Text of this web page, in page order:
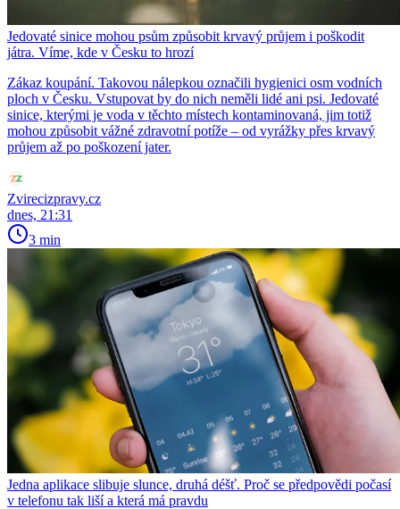
Jedovaté sinice mohou psům způsobit krvavý průjem i poškodit
játra. Víme, kde v Česku to hrozí
Zákaz koupání. Takovou nálepkou označili hygienici osm vodních
ploch v Česku. Vstupovat by do nich neměli lidé ani psi. Jedovaté
sinice, kterými je voda v těchto místech kontaminovaná, jim totiž
mohou způsobit vážné zdravotní potíže – od vyrážky přes krvavý
průjem až po poškození jater.
Zvirecizpravy.cz
dnes, 21:31
3 min
Jedna aplikace slibuje slunce, druhá déšť. Proč se předpovědi počasí
v telefonu tak liší a která má pravdu